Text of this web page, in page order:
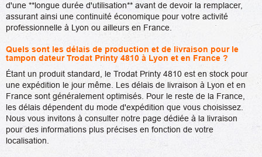
d'une **longue durée d'utilisation** avant de devoir la remplacer,
assurant ainsi une continuité économique pour votre activité
professionnelle à Lyon ou ailleurs en France.
Quels sont les délais de production et de livraison pour le
tampon dateur Trodat Printy 4810 à Lyon et en France ?
Étant un produit standard, le Trodat Printy 4810 est en stock pour
une expédition le jour même. Les délais de livraison à Lyon et en
France sont généralement optimisés. Pour le reste de la France,
les délais dépendent du mode d'expédition que vous choisissez.
Nous vous invitons à consulter notre page dédiée à la livraison
pour des informations plus précises en fonction de votre
localisation.